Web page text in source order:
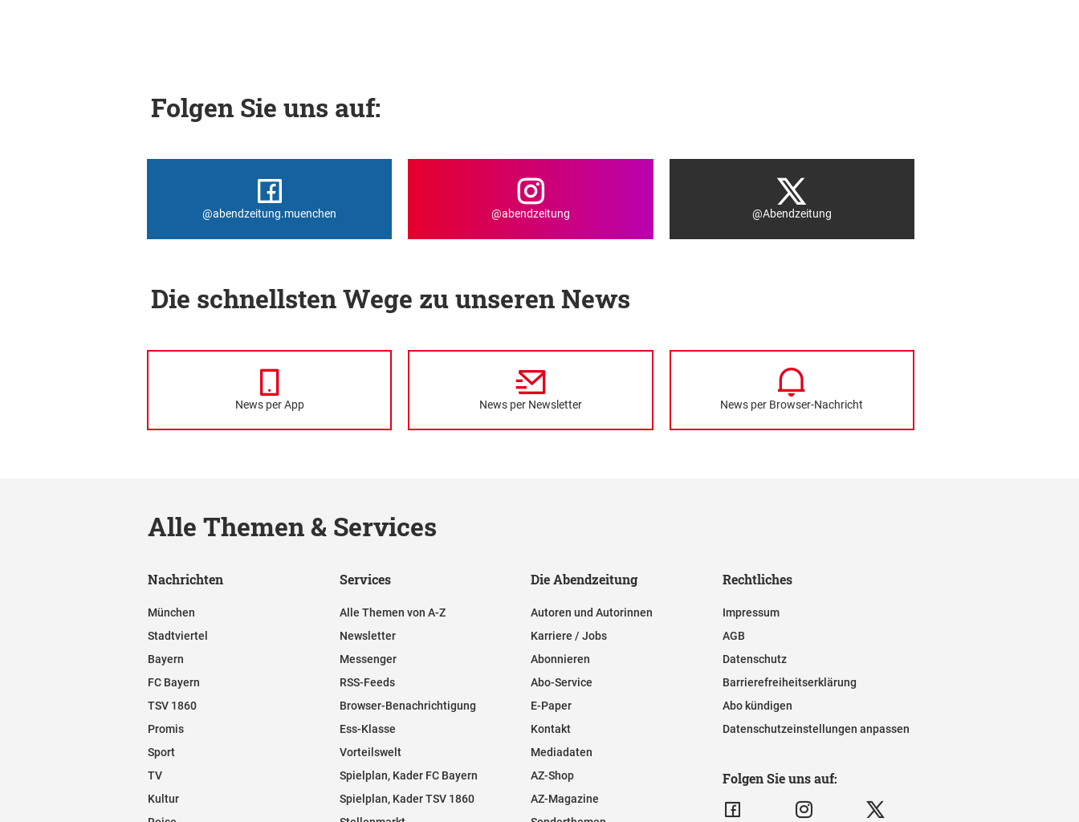
Folgen Sie uns auf:
@abendzeitung.muenchen @abendzeitung @Abendzeitung
Die schnellsten Wege zu unseren News
News per App News per Newsletter News per Browser-Nachricht
Alle Themen & Services
Nachrichten
München
Stadtviertel
Bayern
FC Bayern
TSV 1860
Promis
Sport
TV
Kultur
Services
Alle Themen von A-Z
Newsletter
Messenger
RSS-Feeds
Browser-Benachrichtigung
Ess-Klasse
Vorteilswelt
Spielplan, Kader FC Bayern
Spielplan, Kader TSV 1860
Die Abendzeitung
Autoren und Autorinnen
Karriere / Jobs
Abonnieren
Abo-Service
E-Paper
Kontakt
Mediadaten
AZ-Shop
AZ-Magazine
Rechtliches
Impressum
AGB
Datenschutz
Barrierefreiheitserklärung
Abo kündigen
Datenschutzeinstellungen anpassen
Folgen Sie uns auf: